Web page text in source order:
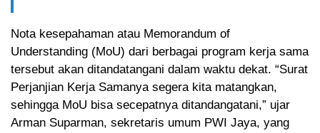
Nota kesepahaman atau Memorandum of
Understanding (MoU) dari berbagai program kerja sama
tersebut akan ditandatangani dalam waktu dekat. “Surat
Perjanjian Kerja Samanya segera kita matangkan,
sehingga MoU bisa secepatnya ditandangatani,” ujar
Arman Suparman, sekretaris umum PWI Jaya, yang